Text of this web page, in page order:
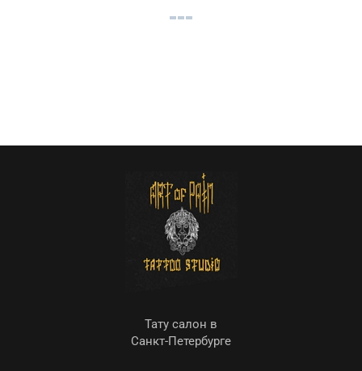
Тату салон в
Санкт-Петербурге